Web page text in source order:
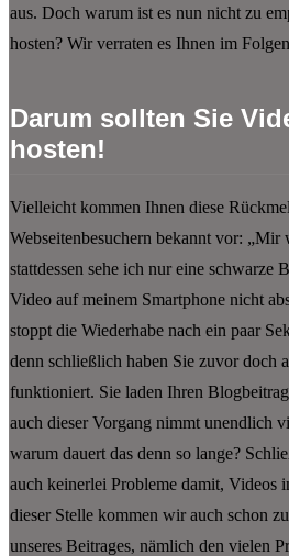
aus. Doch warum ist es nun nicht zu
hosten? Wir verraten es Ihnen im
Darum sollten Sie
hosten!
Vielleicht kommen Ihnen diese
Webseitenbesuchern bekannt vor:
stattdessen sehe ich nur eine schwarze
Video auf meinem Smartphone nicht
stoppt die Wiederhabe nach ein paar
denn schließlich haben Sie zuvor doch
funktioniert. Sie laden Ihren
auch dieser Vorgang nimmt unendlich
warum dauert das denn so lange?
auch keinerlei Probleme damit, Videos
dieser Stelle kommen wir auch schon
unseres Beitrages, nämlich den vielen